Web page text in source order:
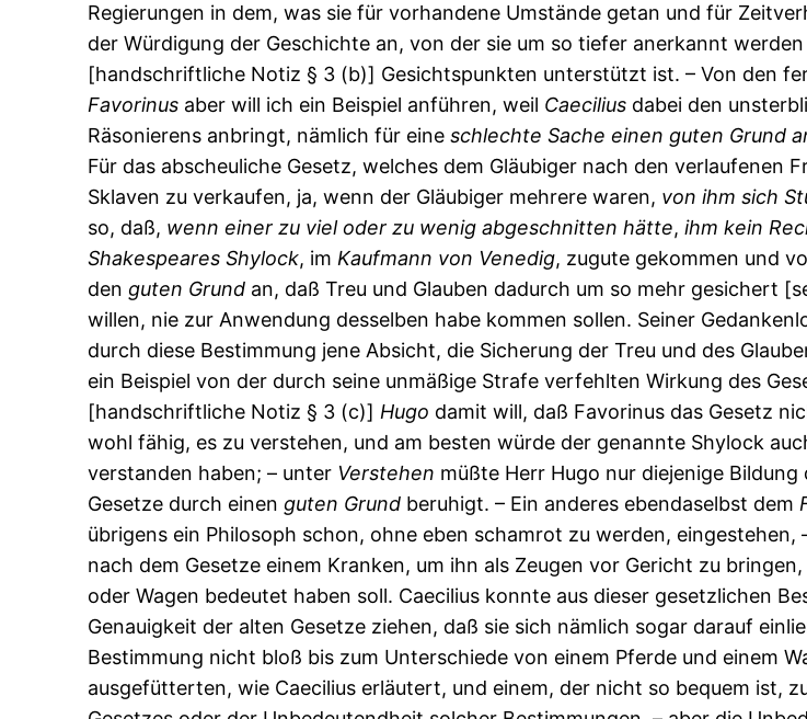
Regierungen in dem, was sie für vorhandene Umstände getan und für
der Würdigung der Geschichte an, von der sie um so tiefer anerkannt
[handschriftliche Notiz § 3 (b)] Gesichtspunkten unterstützt ist. – Von den
Favorinus aber will ich ein Beispiel anführen, weil Caecilius dabei den
Räsonierens anbringt, nämlich für eine schlechte Sache einen guten Grund
Für das abscheuliche Gesetz, welches dem Gläubiger nach den verlaufenen
Sklaven zu verkaufen, ja, wenn der Gläubiger mehrere waren, von ihm sich
so, daß, wenn einer zu viel oder zu wenig abgeschnitten hätte, ihm kein
Shakespeares Shylock, im Kaufmann von Venedig, zugute gekommen und
den guten Grund an, daß Treu und Glauben dadurch um so mehr gesichert
willen, nie zur Anwendung desselben habe kommen sollen. Seiner
durch diese Bestimmung jene Absicht, die Sicherung der Treu und des
ein Beispiel von der durch seine unmäßige Strafe verfehlten Wirkung des
[handschriftliche Notiz § 3 (c)] Hugo damit will, daß Favorinus das Gesetz
wohl fähig, es zu verstehen, und am besten würde der genannte Shylock
verstanden haben; – unter Verstehen müßte Herr Hugo nur diejenige
Gesetze durch einen guten Grund beruhigt. – Ein anderes ebendaselbst dem
übrigens ein Philosoph schon, ohne eben schamrot zu werden, eingestehen,
nach dem Gesetze einem Kranken, um ihn als Zeugen vor Gericht zu
oder Wagen bedeutet haben soll. Caecilius konnte aus dieser gesetzlichen
Genauigkeit der alten Gesetze ziehen, daß sie sich nämlich sogar darauf
Bestimmung nicht bloß bis zum Unterschiede von einem Pferde und einem
ausgefütterten, wie Caecilius erläutert, und einem, der nicht so bequem ist,